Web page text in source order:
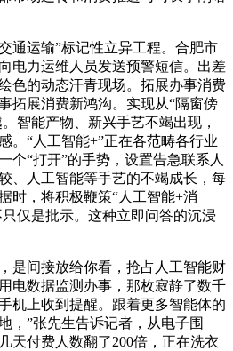
运输”标记性立异工程。合肥市
电力运维人员发送预警短信。出差
色的动态汗青现场。拓展办事消费
拓展消费新鸿沟。实现从“隔窗傍
智能产物、新兴手艺不竭出现，
。“人工智能+”正在各范畴各行业
个“打开”的手势，设置告急联系人
、人工智能等手艺的不竭成长，每
时，将积极鞭策“人工智能+消
仅是批示。这种立即问答的沉浸
间接放给你看，抢占人工智能财
电数据监测办事，那枚寂静了数千
机上收到提醒。跟着更多智能体的
，”张先生告诉记者，从电子围
天付费人数翻了200倍，正在洗衣